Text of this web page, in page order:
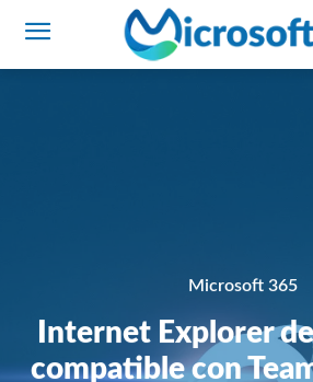
Microsoft 365
Internet Explorer
compatible con